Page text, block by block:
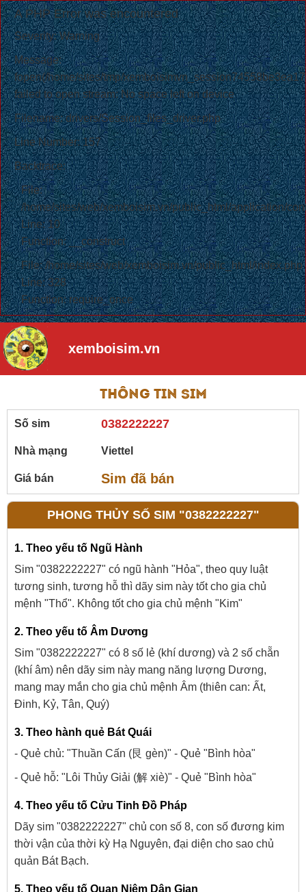
A PHP Error was encountered
Severity: Warning
Message:
fopen(/home/sites/tmp/
failed to open stream: No space left on device
Filename: drivers/Session_files_driver.php
Line Number: 157
Backtrace:
File:
/home/sites/web/xemboisim.vn/public_html/application/
Line: 10
Function: __construct
File: /home/sites/web/xemboisim.vn/public_html/index.php
Line: 328
Function: require_once
xemboisim.vn
Thông tin sim
Số sim 0382222227
Nhà mạng Viettel
Giá bán Sim đã bán
PHONG THỦY SỐ SIM "0382222227"
1. Theo yếu tố Ngũ Hành
Sim "0382222227" có ngũ hành "Hỏa", theo quy luật
tương sinh, tương hỗ thì dãy sim này tốt cho gia chủ
mệnh "Thổ". Không tốt cho gia chủ mệnh "Kim"
2. Theo yếu tố Âm Dương
Sim "0382222227" có 8 số lẻ (khí dương) và 2 số chẵn
(khí âm) nên dãy sim này mang năng lượng Dương,
mang may mắn cho gia chủ mệnh Âm (thiên can: Ất,
Đinh, Kỷ, Tân, Quý)
3. Theo hành quẻ Bát Quái
- Quẻ chủ: "Thuần Cấn (艮 gèn)" - Quẻ "Bình hòa"
- Quẻ hỗ: "Lôi Thủy Giải (解 xiè)" - Quẻ "Bình hòa"
4. Theo yếu tố Cửu Tinh Đồ Pháp
Dãy sim "0382222227" chủ con số 8, con số đương kim
thời vận của thời kỳ Hạ Nguyên, đại diện cho sao chủ
quản Bát Bạch.
5. Theo yếu tố Quan Niệm Dân Gian